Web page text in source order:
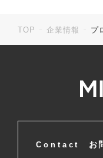
TOP 企業情報 プ
Contact お